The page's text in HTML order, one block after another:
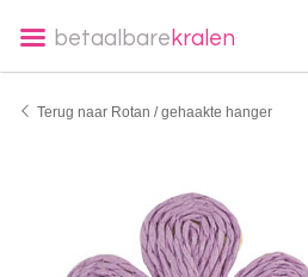
betaalbare kralen
Terug naar Rotan / gehaakte hanger